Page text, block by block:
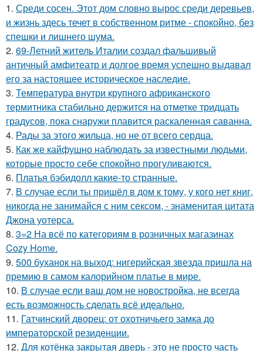
1. Среди сосен. Этот дом словно вырос среди деревьев,
и жизнь здесь течет в собственном ритме - спокойно, без
спешки и лишнего шума.
2. 69-Летний житель Италии создал фальшивый
античный амфитеатр и долгое время успешно выдавал
его за настоящее историческое наследие.
3. Температура внутри крупного африканского
термитника стабильно держится на отметке тридцать
градусов, пока снаружи плавится раскаленная саванна.
4. Рады за этого жильца, но не от всего сердца.
5. Как же кайфушно наблюдать за известными людьми,
которые просто себе спокойно прогуливаются.
6. Платья бэбидолл какие-то странные.
7. В случае если ты пришёл в дом к тому, у кого нет книг,
никогда не занимайся с ним сексом, - знаменитая цитата
Джона уотерса.
8. 3=2 На всё по категориям в розничных магазинах
Cozy Home.
9. 500 буханок на выход: нигерийская звезда пришла на
премию в самом калорийном платье в мире.
10. В случае если ваш дом не новостройка, не всегда
есть возможность сделать всё идеально.
11. Гатчинский дворец: от охотничьего замка до
императорской резиденции.
12. Для котёнка закрытая дверь - это не просто часть